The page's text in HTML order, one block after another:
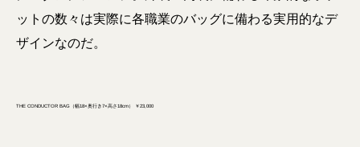
ットの数々は実際に各職業のバッグに備わる実用的なデ
ザインなのだ。
THE CONDUCTOR BAG（幅18×奥行き7×高さ18cm） ￥23,000